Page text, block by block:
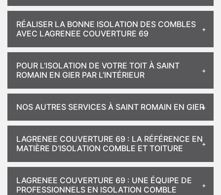
RÉALISER LA BONNE ISOLATION DES COMBLES
AVEC LAGRENEE COUVERTURE 69
POUR L’ISOLATION DE VOTRE TOIT À SAINT
ROMAIN EN GIER PAR L’INTÉRIEUR
NOS AUTRES SERVICES À SAINT ROMAIN EN GIER
LAGRENEE COUVERTURE 69 : LA RÉFÉRENCE EN
MATIÈRE D’ISOLATION COMBLE ET TOITURE
LAGRENEE COUVERTURE 69 : UNE ÉQUIPE DE
PROFESSIONNELS EN ISOLATION COMBLE